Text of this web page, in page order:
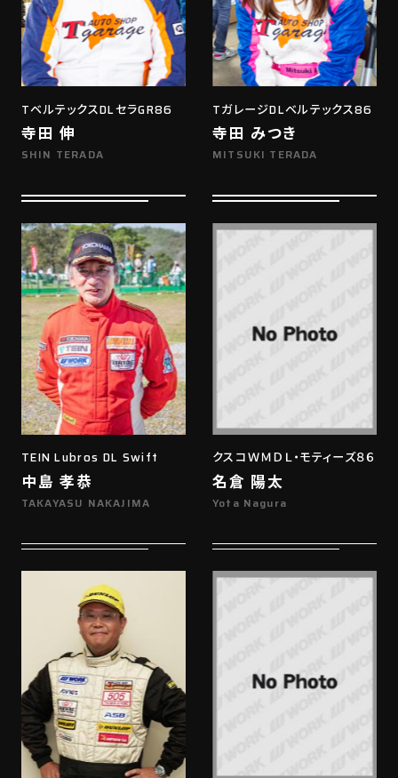
TベルテックスDLセラGR86
寺田 伸
SHIN TERADA
TガレージDLベルテックス86
寺田 みつき
MITSUKI TERADA
TEIN Lubros DL Swift
中島 孝恭
TAKAYASU NAKAJIMA
クスコＷＭＤＬ・モティーズ８６
名倉 陽太
Yota Nagura